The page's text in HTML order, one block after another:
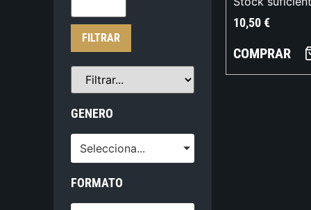
FILTRAR
GENERO
Selecciona...
FORMATO
10,50€
COMPRAR